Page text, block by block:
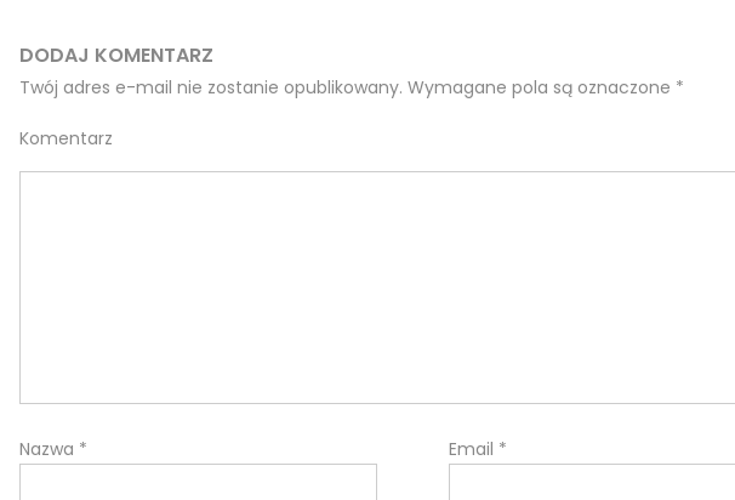
DODAJ KOMENTARZ
Twój adres e-mail nie zostanie opublikowany. Wymagane pola są oznaczone *
Komentarz
Nazwa * Email *